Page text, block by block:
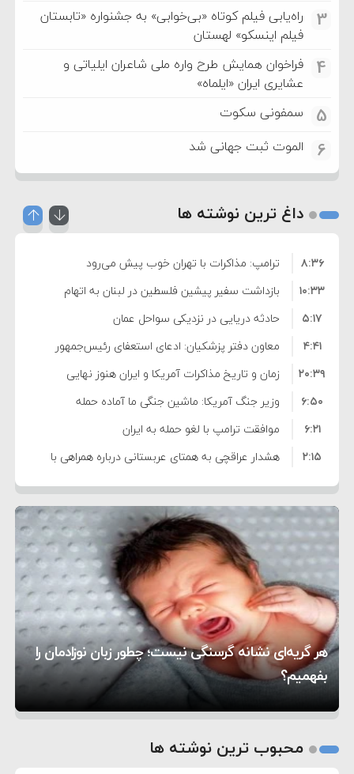
3
راه‌یابی فیلم کوتاه «بی‌خوابی» به جشنواره «تابستان
فیلم اینسکو» لهستان
4
فراخوان همایش طرح واره ملی شاعران ایلیاتی و
عشایری ایران «ایلماه»
5 سمفونی سکوت
6 الموت ثبت جهانی شد
داغ ترین نوشته ها
ترامپ: مذاکرات با تهران خوب پیش می‌رود
۸:۳۶
بازداشت سفیر پیشین فلسطین در لبنان به اتهام
فساد و اختلاس اموال
۱۰:۳۳
حادثه دریایی در نزدیکی سواحل عمان
۵:۱۷
معاون دفتر پزشکیان: ادعای استعفای رئیس‌جمهور
واهی و کذب محض است
۴:۴۱
زمان و تاریخ مذاکرات آمریکا و ایران هنوز نهایی
نشده است
۲۰:۳۹
وزیر جنگ آمریکا: ماشین جنگی ما آماده حمله
نظامی علیه ایران است
۶:۵۰
موافقت ترامپ با لغو حمله به ایران
۶:۲۱
هشدار عراقچی به همتای عربستانی درباره همراهی با
آمریکا
۲:۱۵
مقام ارشد امنیتی: برنامه گسترده‌ای برای پاسخ به
دیوانگی آمریکا داریم
۷:۱۰
ترامپ دستور حملات جدید علیه ایران را صادر کرد
۵:۴۵
سپاه: دو نفتکش متخلف مورد اصابت قرار گرفته و
متوقف شدند
۱۲:۵۹
ترامپ مدعی توافق تاریخی برای خلع سلاح کامل
حماس شد
۸:۵۷
اعتراض عراقچی به همتای بلغارستانی به دلیل کمک
به آمریکا در حملات به ایران
۱۶:۱۹
کشورهایی که به متجاوزان کمک می کنند پاسخ
سختی خواهند گرفت
۱۰:۱۵
سنتکام پایان تجاوز جدید به ایران را اعلام کرد
۶:۰۵
هر گریه‌ای نشانه گرسنگی نیست؛ چطور زبان نوزادمان را
بفهمیم؟
تغذیه پدر می‌تواند بر سلامت نوزاد تأثیر بگذارد
روی دیگر زندگی
2
محبوب ترین نوشته ها